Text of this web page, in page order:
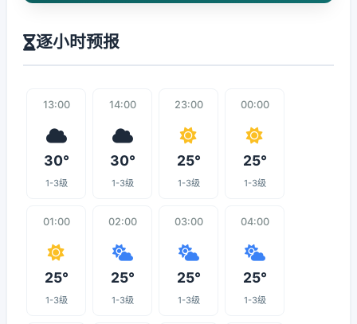
逐小时预报
13:00
30°
1-3级
14:00
30°
1-3级
23:00
25°
1-3级
00:00
25°
1-3级
01:00
25°
1-3级
02:00
25°
1-3级
03:00
25°
1-3级
04:00
25°
1-3级